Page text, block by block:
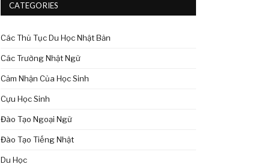
CATEGORIES
Các Thủ Tục Du Học Nhật Bản
Các Trường Nhật Ngữ
Cảm Nhận Của Học Sinh
Cựu Học Sinh
Đào Tạo Ngoại Ngữ
Đào Tạo Tiếng Nhật
Du Học